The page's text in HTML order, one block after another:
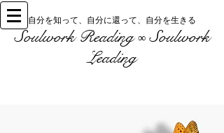
自分を知って、自分に還って、自分を生きる
Soulwork Reading∞Soulwork
Leading